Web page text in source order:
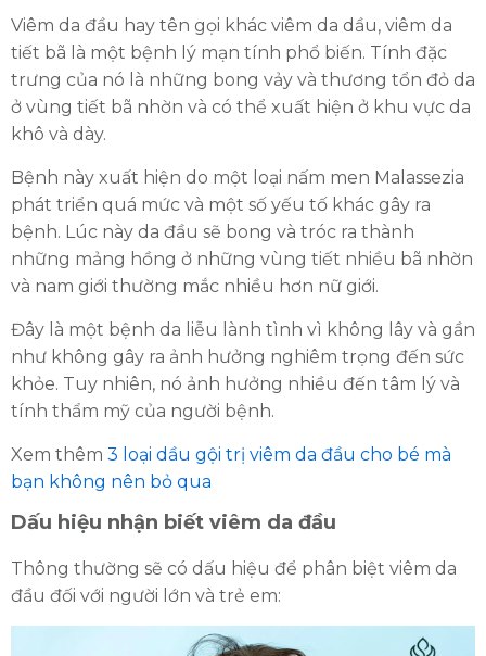
Viêm da đầu hay tên gọi khác viêm da dầu, viêm da
tiết bã là một bệnh lý mạn tính phổ biến. Tính đặc
trưng của nó là những bong vảy và thương tổn đỏ da
ở vùng tiết bã nhờn và có thể xuất hiện ở khu vực da
khô và dày.
Bệnh này xuất hiện do một loại nấm men Malassezia
phát triển quá mức và một số yếu tố khác gây ra
bệnh. Lúc này da đầu sẽ bong và tróc ra thành
những mảng hồng ở những vùng tiết nhiều bã nhờn
và nam giới thường mắc nhiều hơn nữ giới.
Đây là một bệnh da liễu lành tình vì không lây và gần
như không gây ra ảnh hưởng nghiêm trọng đến sức
khỏe. Tuy nhiên, nó ảnh hưởng nhiều đến tâm lý và
tính thẩm mỹ của người bệnh.
Xem thêm 3 loại dầu gội trị viêm da đầu cho bé mà
bạn không nên bỏ qua
Dấu hiệu nhận biết viêm da đầu
Thông thường sẽ có dấu hiệu để phân biệt viêm da
đầu đối với người lớn và trẻ em: